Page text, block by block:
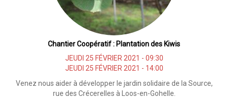
Chantier Coopératif : Plantation des Kiwis
JEUDI 25 FÉVRIER 2021 - 09:30
JEUDI 25 FÉVRIER 2021 - 14:00
Venez nous aider à développer le jardin solidaire de la Source,
rue des Crécerelles à Loos-en-Gohelle.